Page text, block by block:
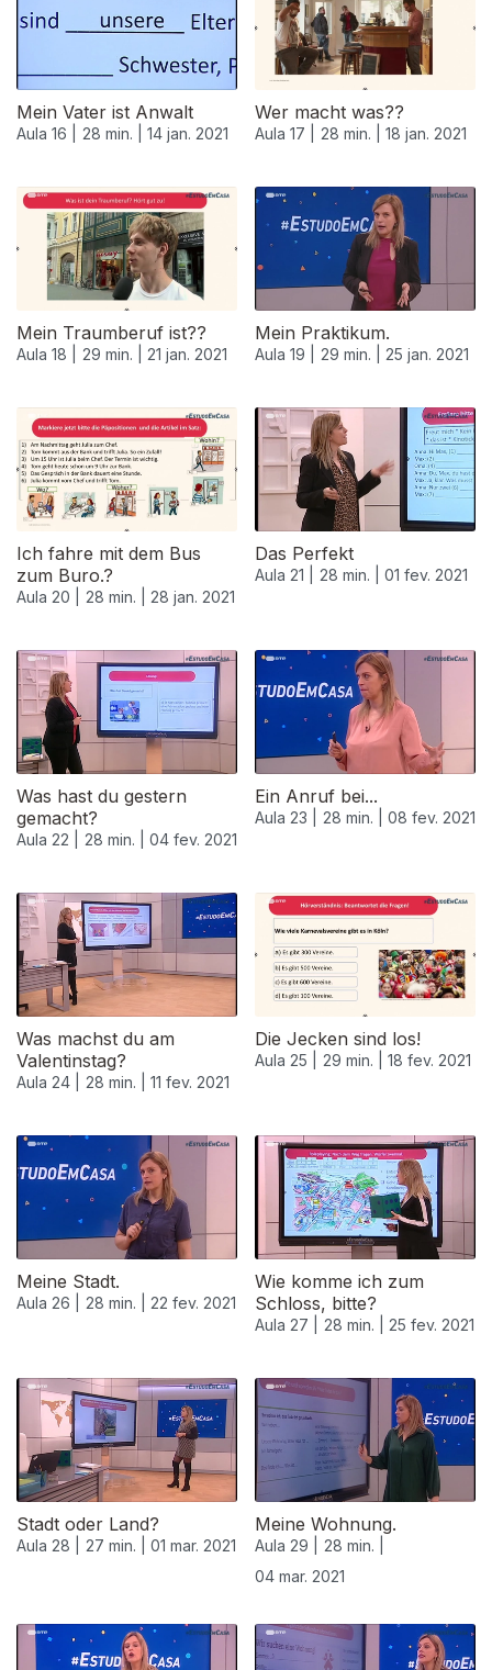
Mein Vater ist Anwalt
Aula 16 | 28 min. | 14 jan. 2021
Wer macht was??
Aula 17 | 28 min. | 18 jan. 2021
Mein Traumberuf ist??
Aula 18 | 29 min. | 21 jan. 2021
Mein Praktikum.
Aula 19 | 29 min. | 25 jan. 2021
Ich fahre mit dem Bus
zum Buro.?
Aula 20 | 28 min. | 28 jan. 2021
Das Perfekt
Aula 21 | 28 min. | 01 fev. 2021
Was hast du gestern
gemacht?
Aula 22 | 28 min. | 04 fev. 2021
Ein Anruf bei...
Aula 23 | 28 min. | 08 fev. 2021
522885
Was machst du am
Valentinstag?
Aula 24 | 28 min. | 11 fev. 2021
Die Jecken sind los!
Aula 25 | 29 min. | 18 fev. 2021
Meine Stadt.
Aula 26 | 28 min. | 22 fev. 2021
Wie komme ich zum
Schloss, bitte?
Aula 27 | 28 min. | 25 fev. 2021
Stadt oder Land?
Aula 28 | 27 min. | 01 mar. 2021
Meine Wohnung.
Aula 29 |
28 min. |
04 mar. 2021